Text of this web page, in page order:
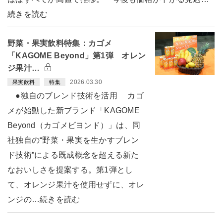
続きを読む
野菜・果実飲料特集：カゴメ
「KAGOME Beyond」第1弾 オレン
ジ果汁…
果実飲料 特集 2026.03.30
●独自のブレンド技術を活用 カゴ
メが始動した新ブランド「KAGOME
Beyond（カゴメビヨンド）」は、同
社独自の“野菜・果実を生かすブレン
ド技術”による既成概念を超える新た
なおいしさを提案する。第1弾とし
て、オレンジ果汁を使用せずに、オレ
ンジの…続きを読む